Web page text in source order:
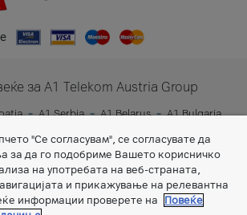
за A1 Telekom Austria Group
A1 Serbia A1 Belarus
A1 Bulgaria
"Се согласувам", се согласувате да
за да го подобриме Вашето корисничко
на употребата на веб-страната,
и прикажување на релевантна
информации проверете на
Повеќе